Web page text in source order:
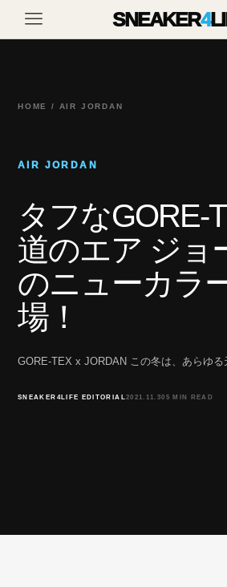
SNEAKER4
HOME / AIR JORDAN
AIR JORDAN
タフなGORE-
道のエア ジョ
のニューカラ
場！
GORE-TEX x JORDAN この冬は、あらゆ
SNEAKER4LIFE EDITORIAL2021.11.30 5 MIN READ